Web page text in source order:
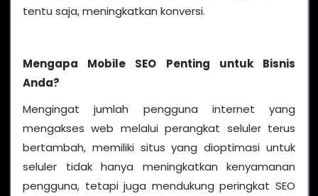
tentu saja, meningkatkan konversi.
Mengapa Mobile SEO Penting untuk Bisnis
Anda?
Mengingat jumlah pengguna internet yang
mengakses web melalui perangkat seluler terus
bertambah, memiliki situs yang dioptimasi untuk
seluler tidak hanya meningkatkan kenyamanan
pengguna, tetapi juga mendukung peringkat SEO